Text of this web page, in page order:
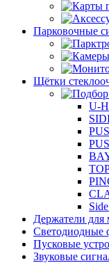
Парковочные
Щётки
U-
Держатели для
Светодиодные
Пусковые
Звуковые